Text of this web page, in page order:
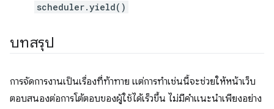
scheduler.yield()
บทสรุป
การจัดการงานเป็นเรื่องที่ท้าทาย แต่การทำเช่นนี้จะช่วยให้หน้าเว็บ
ตอบสนองต่อการโต้ตอบของผู้ใช้ได้เร็วขึ้น ไม่มีคำแนะนำเพียงอย่าง